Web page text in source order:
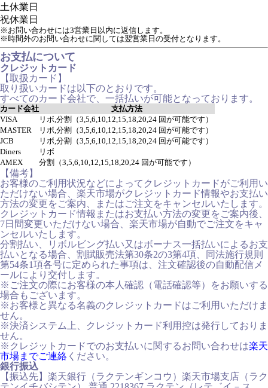
土休業日
祝休業日
※お問い合わせには3営業日以内に返信します。
※時間外のお問い合わせに関しては翌営業日の受付となります。
お支払について
クレジットカード
【取扱カード】
取り扱いカードは以下のとおりです。
すべてのカード会社で、一括払いが可能となっております。
カード会社
支払方法
VISA
リボ,分割（3,5,6,10,12,15,18,20,24 回が可能です）
MASTER
リボ,分割（3,5,6,10,12,15,18,20,24 回が可能です）
JCB
リボ,分割（3,5,6,10,12,15,18,20,24 回が可能です）
Diners
リボ
AMEX
分割（3,5,6,10,12,15,18,20,24 回が可能です）
【備考】
お客様のご利用状況などによってクレジットカードがご利用い
ただけない場合、楽天市場がクレジットカード情報やお支払い
方法の変更をご案内、またはご注文をキャンセルいたします。
クレジットカード情報またはお支払い方法の変更をご案内後、
7日間変更いただけない場合、楽天市場が自動でご注文をキャ
ンセルいたします。
分割払い、リボルビング払い又はボーナス一括払いによるお支
払いとなる場合、割賦販売法第30条2の3第4項、同法施行規則
第54条1項各号に定められた事項は、注文確認後の自動配信メ
ールにより交付します。
※ご注文の際にお客様の本人確認（電話確認等）をお願いする
場合もございます。
※お客様と異なる名義のクレジットカードはご利用いただけま
せん。
※決済システム上、クレジットカード利用控は発行しておりま
せん。
※クレジットカードでのお支払いに関するお問い合わせは楽天
市場までご連絡 ください。
銀行振込
【振込先】楽天銀行（ラクテンギンコウ）楽天市場支店（ラク